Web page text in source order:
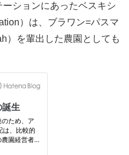
ションにあったベスキシ
）は、ブラワン=パスマ
）を輩出した農園としても